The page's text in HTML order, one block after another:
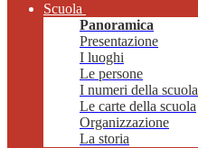
Scuola
Panoramica
Presentazione
I luoghi
Le persone
I numeri della scuola
Le carte della scuola
Organizzazione
La storia